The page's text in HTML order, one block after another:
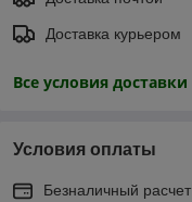
Доставка курьером
Все условия доставки
Условия оплаты
Безналичный расчет